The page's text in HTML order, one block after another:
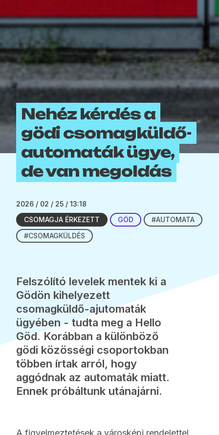
Nehéz kérdés a
gödi csomagküldő-
automaták ügye,
de van megoldás
2026 / 02 / 25 / 13:18
CSOMAGJA ÉRKEZETT
GÖD
#AUTOMATA
#CSOMAGKÜLDÉS
Felszólító levelek mentek ki a
Gödön kihelyezett
csomagküldő-ajutomaták
ügyében - tudta meg a Hello
Göd. Korábban a különböző
gödi közösségi csoportokban
többen írtak arról, hogy
aggódnak az automaták miatt.
Ennek próbáltunk utánajárni.
A figyelmeztetések a városképi rendelettel